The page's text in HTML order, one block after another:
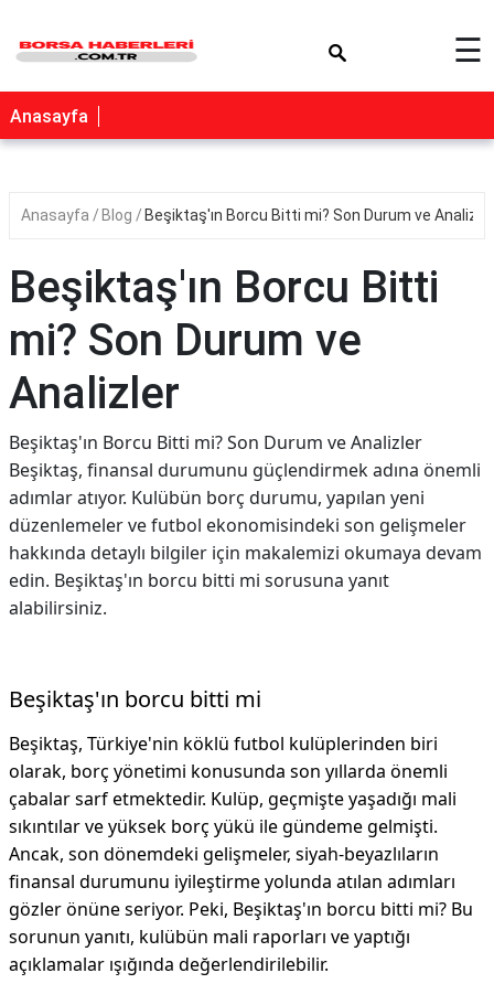
☰
Anasayfa
Anasayfa Blog Beşiktaş'ın Borcu Bitti mi? Son Durum ve Analizler
Beşiktaş'ın Borcu Bitti
mi? Son Durum ve
Analizler
Beşiktaş'ın Borcu Bitti mi? Son Durum ve Analizler
Beşiktaş, finansal durumunu güçlendirmek adına önemli
adımlar atıyor. Kulübün borç durumu, yapılan yeni
düzenlemeler ve futbol ekonomisindeki son gelişmeler
hakkında detaylı bilgiler için makalemizi okumaya devam
edin. Beşiktaş'ın borcu bitti mi sorusuna yanıt
alabilirsiniz.
Beşiktaş'ın borcu bitti mi
Beşiktaş, Türkiye'nin köklü futbol kulüplerinden biri
olarak, borç yönetimi konusunda son yıllarda önemli
çabalar sarf etmektedir. Kulüp, geçmişte yaşadığı mali
sıkıntılar ve yüksek borç yükü ile gündeme gelmişti.
Ancak, son dönemdeki gelişmeler, siyah-beyazlıların
finansal durumunu iyileştirme yolunda atılan adımları
gözler önüne seriyor. Peki, Beşiktaş'ın borcu bitti mi? Bu
sorunun yanıtı, kulübün mali raporları ve yaptığı
açıklamalar ışığında değerlendirilebilir.